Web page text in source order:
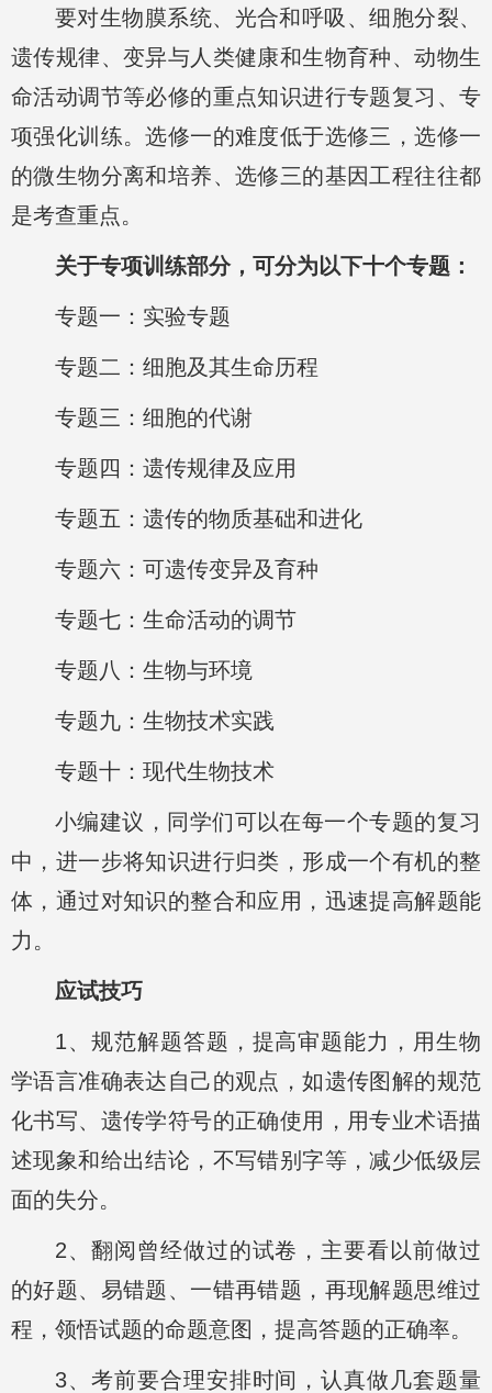
要对生物膜系统、光合和呼吸、细胞分裂、
遗传规律、变异与人类健康和生物育种、动物生
命活动调节等必修的重点知识进行专题复习、专
项强化训练。选修一的难度低于选修三，选修一
的微生物分离和培养、选修三的基因工程往往都
是考查重点。
关于专项训练部分，可分为以下十个专题：
专题一：实验专题
专题二：细胞及其生命历程
专题三：细胞的代谢
专题四：遗传规律及应用
专题五：遗传的物质基础和进化
专题六：可遗传变异及育种
专题七：生命活动的调节
专题八：生物与环境
专题九：生物技术实践
专题十：现代生物技术
小编建议，同学们可以在每一个专题的复习
中，进一步将知识进行归类，形成一个有机的整
体，通过对知识的整合和应用，迅速提高解题能
力。
应试技巧
1、规范解题答题，提高审题能力，用生物
学语言准确表达自己的观点，如遗传图解的规范
化书写、遗传学符号的正确使用，用专业术语描
述现象和给出结论，不写错别字等，减少低级层
面的失分。
2、翻阅曾经做过的试卷，主要看以前做过
的好题、易错题、一错再错题，再现解题思维过
程，领悟试题的命题意图，提高答题的正确率。
3、考前要合理安排时间，认真做几套题量